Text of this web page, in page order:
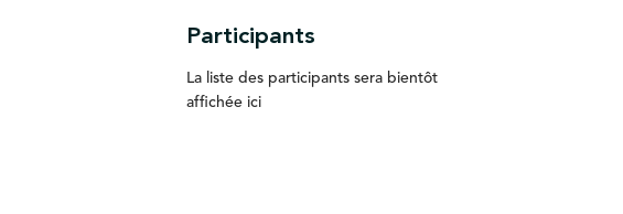
Participants
La liste des participants sera bientôt
affichée ici